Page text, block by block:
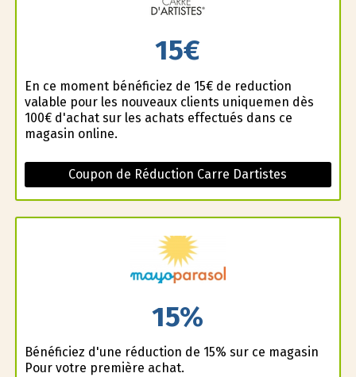
15€
En ce moment bénéficiez de 15€ de reduction
valable pour les nouveaux clients uniquemen dès
100€ d'achat sur les achats effectués dans ce
magasin online.
Coupon de Réduction Carre Dartistes
15%
Bénéficiez d'une réduction de 15% sur ce magasin
Pour votre première achat.